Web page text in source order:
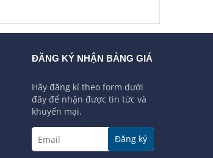
ĐĂNG KÝ NHẬN BẢNG GIÁ
Hãy đăng kí theo form dưới
đây để nhận được tin tức và
khuyến mại.
Đăng ký